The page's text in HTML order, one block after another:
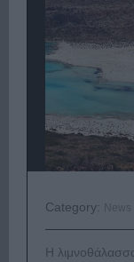
Category: News
Η